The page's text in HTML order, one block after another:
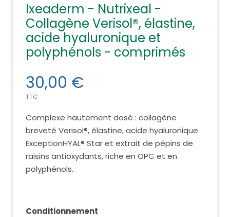
Ixeaderm - Nutrixeal -
Collagène Verisol®, élastine,
acide hyaluronique et
polyphénols - comprimés
30,00 €
TTC
Complexe hautement dosé : collagène
breveté Verisol®, élastine, acide hyaluronique
ExceptionHYAL® Star et extrait de pépins de
raisins antioxydants, riche en OPC et en
polyphénols.
Conditionnement